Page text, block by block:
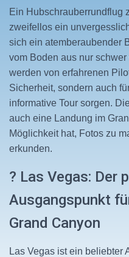
Ein Hubschrauberrundflug
zweifellos ein
sich ein atemberaubender
vom Boden aus nur
werden von erfahrenen
Sicherheit, sondern auch
informative Tour sorgen.
auch eine Landung im
Möglichkeit hat, Fotos zu
erkunden.
? Las Vegas: Der
Ausgangspunkt
Grand Canyon
Las Vegas ist ein beliebter